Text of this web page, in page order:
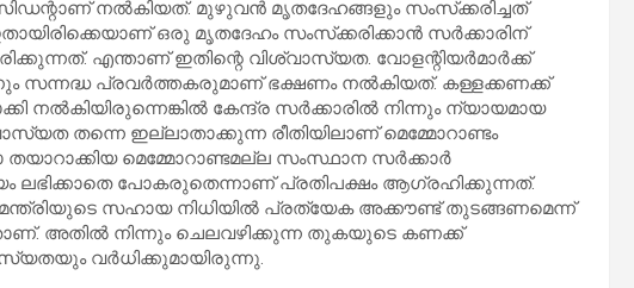
നല്‍കിയത്. മുഴുവന്‍ മൃതദേഹങ്ങളും സംസ്‌ക്കരിച്ചത്
ഒരു മൃതദേഹം സംസ്‌ക്കരിക്കാന്‍ സര്‍ക്കാരിന്
എന്താണ് ഇതിന്റെ വിശ്വാസ്യത. വോളന്റിയര്‍മാര്‍ക്ക്
സന്നദ്ധ പ്രവര്‍ത്തകരുമാണ് ഭക്ഷണം നല്‍കിയത്. കള്ളക്കണക്ക്
നല്‍കിയിരുന്നെങ്കില്‍ കേന്ദ്ര സര്‍ക്കാരില്‍ നിന്നും ന്യായമായ
തന്നെ ഇല്ലാതാക്കുന്ന രീതിയിലാണ് മെമ്മോറാണ്ടം
മെമ്മോറാണ്ടമല്ല സംസ്ഥാന സര്‍ക്കാര്‍
ലഭിക്കാതെ പോകരുതെന്നാണ് പ്രതിപക്ഷം ആഗ്രഹിക്കുന്നത്.
സഹായ നിധിയില്‍ പ്രത്യേക അക്കൗണ്ട് തുടങ്ങണമെന്ന്
അതില്‍ നിന്നും ചെലവഴിക്കുന്ന തുകയുടെ കണക്ക്
വര്‍ധിക്കുമായിരുന്നു.